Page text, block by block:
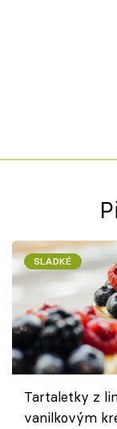
SLADKÉ
Tartaletky z
vanilkovým